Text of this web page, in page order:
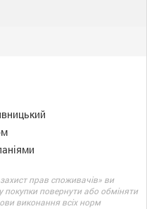
прав споживачів» ви
повернути або обміняти
виконання всіх норм